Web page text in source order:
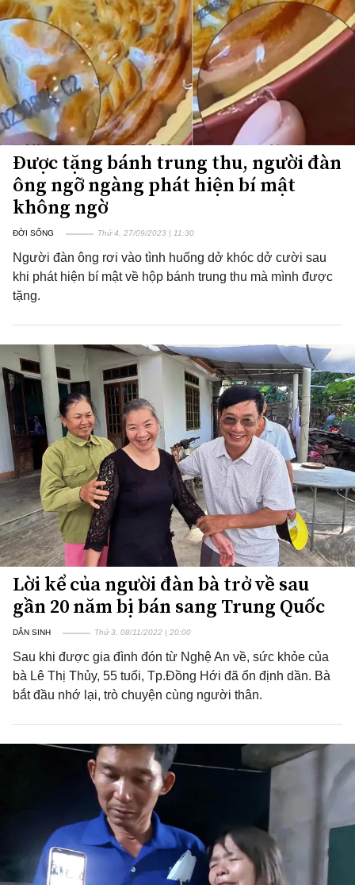
Được tặng bánh trung thu, người đàn
ông ngỡ ngàng phát hiện bí mật
không ngờ
ĐỜI SỐNG Thứ 4, 27/09/2023 | 11:30
Người đàn ông rơi vào tình huống dở khóc dở cười sau
khi phát hiện bí mật về hộp bánh trung thu mà mình được
tặng.
Lời kể của người đàn bà trở về sau
gần 20 năm bị bán sang Trung Quốc
DÂN SINH Thứ 3, 08/11/2022 | 20:00
Sau khi được gia đình đón từ Nghệ An về, sức khỏe của
bà Lê Thị Thủy, 55 tuổi, Tp.Đồng Hới đã ổn định dần. Bà
bắt đầu nhớ lại, trò chuyện cùng người thân.